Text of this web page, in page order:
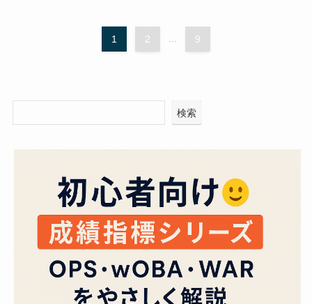
1 2 9
検索